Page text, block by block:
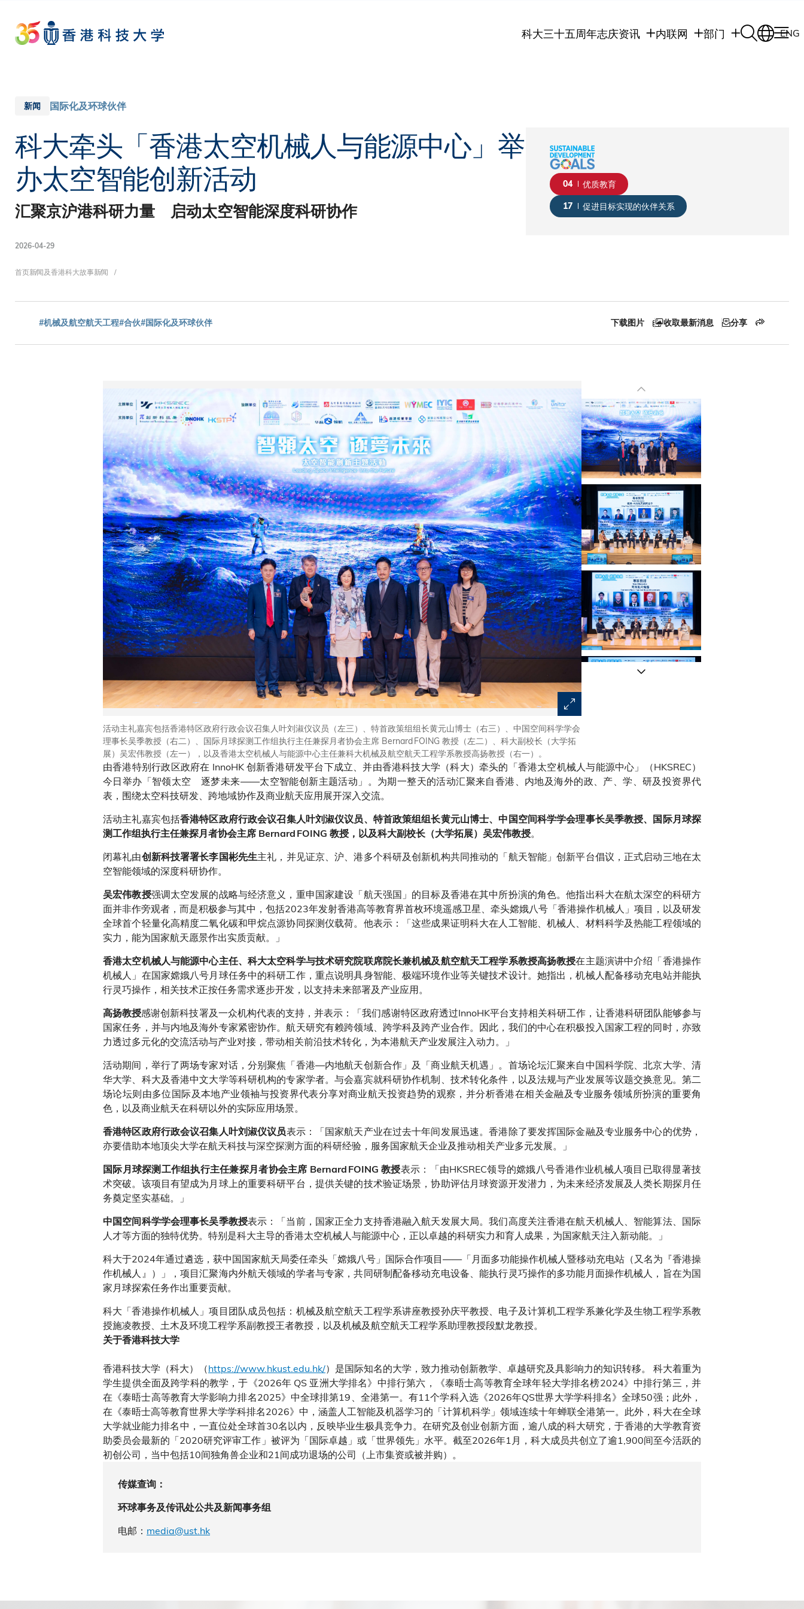
main
content
科大三十五周年志庆资讯 内联网 部门 ENG
新闻 国际化及环球伙伴
科大牵头「香港太空机械人与能源中心」举
办太空智能创新活动
汇聚京沪港科研力量 启动太空智能深度科研协作
2026-04-29
面
包
首页新闻及香港科大故事新闻
04 优质教育
17 促进目标实现的伙伴关系
#机械及航空航天工程#合伙#国际化及环球伙伴 下载图片 收取最新消息 分享
活动主礼嘉宾包括香港特区政府行政会议召集人叶刘淑仪议员（左三）、特首政策组组长黄元山博士（右三）、中国空间科学学会
理事长吴季教授（右二）、国际月球探测工作组执行主任兼探月者协会主席 Bernard FOING 教授（左二）、科大副校长（大学拓
展）吴宏伟教授（左一），以及香港太空机械人与能源中心主任兼科大机械及航空航天工程学系教授高扬教授（右一）。
由香港特别行政区政府在 InnoHK 创新香港研发平台下成立、并由香港科技大学（科大）牵头的「香港太空机械人与能源中心」（HKSREC）
今日举办「智领太空 逐梦未来——太空智能创新主题活动」。为期一整天的活动汇聚来自香港、内地及海外的政、产、学、研及投资界代
表，围绕太空科技研发、跨地域协作及商业航天应用展开深入交流。
活动主礼嘉宾包括香港特区政府行政会议召集人叶刘淑仪议员、特首政策组组长黄元山博士、中国空间科学学会理事长吴季教授、国际月球探
测工作组执行主任兼探月者协会主席 Bernard FOING 教授，以及科大副校长（大学拓展）吴宏伟教授。
闭幕礼由创新科技署署长李国彬先生主礼，并见证京、沪、港多个科研及创新机构共同推动的「航天智能」创新平台倡议，正式启动三地在太
空智能领域的深度科研协作。
吴宏伟教授强调太空发展的战略与经济意义，重申国家建设「航天强国」的目标及香港在其中所扮演的角色。他指出科大在航太深空的科研方
面并非作旁观者，而是积极参与其中，包括2023年发射香港高等教育界首枚环境遥感卫星、牵头嫦娥八号「香港操作机械人」项目，以及研发
全球首个轻量化高精度二氧化碳和甲烷点源协同探测仪载荷。他表示：「这些成果证明科大在人工智能、机械人、材料科学及热能工程领域的
实力，能为国家航天愿景作出实质贡献。」
香港太空机械人与能源中心主任、科大太空科学与技术研究院联席院长兼机械及航空航天工程学系教授高扬教授在主题演讲中介绍「香港操作
机械人」在国家嫦娥八号月球任务中的科研工作，重点说明具身智能、极端环境作业等关键技术设计。她指出，机械人配备移动充电站并能执
行灵巧操作，相关技术正按任务需求逐步开发，以支持未来部署及产业应用。
高扬教授感谢创新科技署及一众机构代表的支持，并表示：「我们感谢特区政府透过InnoHK平台支持相关科研工作，让香港科研团队能够参与
国家任务，并与内地及海外专家紧密协作。航天研究有赖跨领域、跨学科及跨产业合作。因此，我们的中心在积极投入国家工程的同时，亦致
力透过多元化的交流活动与产业对接，带动相关前沿技术转化，为本港航天产业发展注入动力。」
活动期间，举行了两场专家对话，分别聚焦「香港—内地航天创新合作」及「商业航天机遇」。首场论坛汇聚来自中国科学院、北京大学、清
华大学、科大及香港中文大学等科研机构的专家学者。与会嘉宾就科研协作机制、技术转化条件，以及法规与产业发展等议题交换意见。第二
场论坛则由多位国际及本地产业领袖与投资界代表分享对商业航天投资趋势的观察，并分析香港在相关金融及专业服务领域所扮演的重要角
色，以及商业航天在科研以外的实际应用场景。
香港特区政府行政会议召集人叶刘淑仪议员表示：「国家航天产业在过去十年间发展迅速。香港除了要发挥国际金融及专业服务中心的优势，
亦要借助本地顶尖大学在航天科技与深空探测方面的科研经验，服务国家航天企业及推动相关产业多元发展。」
国际月球探测工作组执行主任兼探月者协会主席 Bernard FOING 教授表示：「由HKSREC领导的嫦娥八号香港作业机械人项目已取得显著技
术突破。该项目有望成为月球上的重要科研平台，提供关键的技术验证场景，协助评估月球资源开发潜力，为未来经济发展及人类长期探月任
务奠定坚实基础。」
中国空间科学学会理事长吴季教授表示：「当前，国家正全力支持香港融入航天发展大局。我们高度关注香港在航天机械人、智能算法、国际
人才等方面的独特优势。特别是科大主导的香港太空机械人与能源中心，正以卓越的科研实力和育人成果，为国家航天注入新动能。」
科大于2024年通过遴选，获中国国家航天局委任牵头「嫦娥八号」国际合作项目——「月面多功能操作机械人暨移动充电站（又名为『香港操
作机械人』）」，项目汇聚海内外航天领域的学者与专家，共同研制配备移动充电设备、能执行灵巧操作的多功能月面操作机械人，旨在为国
家月球探索任务作出重要贡献。
科大「香港操作机械人」项目团队成员包括：机械及航空航天工程学系讲座教授孙庆平教授、电子及计算机工程学系兼化学及生物工程学系教
授施凌教授、土木及环境工程学系副教授王者教授，以及机械及航空航天工程学系助理教授段默龙教授。
关于香港科技大学
香港科技大学（科大）（https://www.hkust.edu.hk/）是国际知名的大学，致力推动创新教学、卓越研究及具影响力的知识转移。 科大着重为
学生提供全面及跨学科的教学，于《2026年 QS 亚洲大学排名》中排行第六，《泰晤士高等教育全球年轻大学排名榜2024》中排行第三，并
在《泰晤士高等教育大学影响力排名2025》中全球排第19、全港第一。有11个学科入选《2026年QS世界大学学科排名》全球50强；此外，
在《泰晤士高等教育世界大学学科排名2026》中，涵盖人工智能及机器学习的「计算机科学」领域连续十年蝉联全港第一。此外，科大在全球
大学就业能力排名中，一直位处全球首30名以内，反映毕业生极具竞争力。在研究及创业创新方面，逾八成的科大研究，于香港的大学教育资
助委员会最新的「2020研究评审工作」被评为「国际卓越」或「世界领先」水平。截至2026年1月，科大成员共创立了逾1,900间至今活跃的
初创公司，当中包括10间独角兽企业和21间成功退场的公司（上市集资或被并购）。
传媒查询：
环球事务及传讯处公共及新闻事务组
电邮： media@ust.hk